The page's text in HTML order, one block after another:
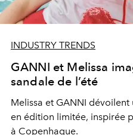
INDUSTRY TRENDS
GANNI et Melissa
sandale de l’été
Melissa et GANNI dévoilent
en édition limitée, inspirée
à Copenhague.